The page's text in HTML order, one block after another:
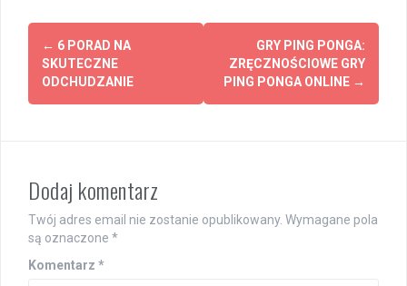
Post
navigation
← 6 PORAD NA
SKUTECZNE
ODCHUDZANIE
GRY PING PONGA:
ZRĘCZNOŚCIOWE GRY
PING PONGA ONLINE →
Dodaj komentarz
Twój adres email nie zostanie opublikowany. Wymagane pola
są oznaczone *
Komentarz *